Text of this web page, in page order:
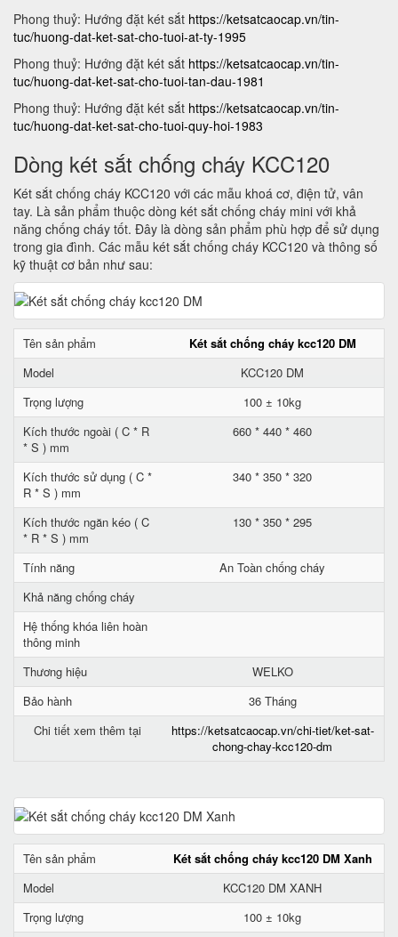
Phong thuỷ: Hướng đặt két sắt https://ketsatcaocap.vn/tin-
tuc/huong-dat-ket-sat-cho-tuoi-at-ty-1995
Phong thuỷ: Hướng đặt két sắt https://ketsatcaocap.vn/tin-
tuc/huong-dat-ket-sat-cho-tuoi-tan-dau-1981
Phong thuỷ: Hướng đặt két sắt https://ketsatcaocap.vn/tin-
tuc/huong-dat-ket-sat-cho-tuoi-quy-hoi-1983
Dòng két sắt chống cháy KCC120
Két sắt chống cháy KCC120 với các mẫu khoá cơ, điện tử, vân
tay. Là sản phẩm thuộc dòng két sắt chống cháy mini với khả
năng chống cháy tốt. Đây là dòng sản phẩm phù hợp để sử dụng
trong gia đình. Các mẫu két sắt chống cháy KCC120 và thông số
kỹ thuật cơ bản như sau:
Tên sản phẩm
Két sắt chống cháy kcc120 DM
Model
KCC120 DM
Trọng lượng
100 ± 10kg
Kích thước ngoài ( C * R
* S ) mm
660 * 440 * 460
Kích thước sử dụng ( C *
R * S ) mm
340 * 350 * 320
Kích thước ngăn kéo ( C
* R * S ) mm
130 * 350 * 295
Tính năng
An Toàn chống cháy
Khả năng chống cháy
Hệ thống khóa liên hoàn
thông minh
Thương hiệu
WELKO
Bảo hành
36 Tháng
Chi tiết xem thêm tại
https://ketsatcaocap.vn/chi-tiet/ket-sat-
chong-chay-kcc120-dm
Tên sản phẩm
Két sắt chống cháy kcc120 DM Xanh
Model
KCC120 DM XANH
Trọng lượng
100 ± 10kg